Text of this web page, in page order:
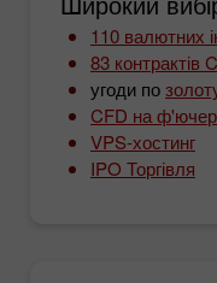
110 валютних
83 контрактів
угоди по
CFD на
VPS-хостинг
IPO Торгівля